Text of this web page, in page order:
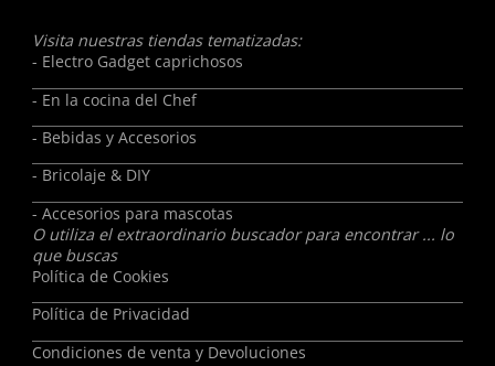
Visita nuestras tiendas tematizadas:
- Electro Gadget caprichosos
- En la cocina del Chef
- Bebidas y Accesorios
- Bricolaje & DIY
- Accesorios para mascotas
O utiliza el extraordinario buscador para encontrar ... lo
que buscas
Política de Cookies
Política de Privacidad
Condiciones de venta y Devoluciones